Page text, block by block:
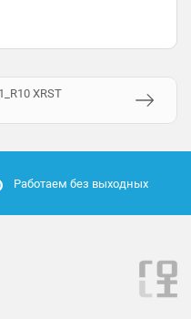
XRST
Работаем без выходных